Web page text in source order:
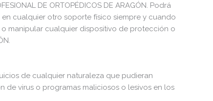
DE ORTOPÉDICOS DE ARAGÓN. Podrá
cualquier otro soporte físico siempre y cuando
o manipular cualquier dispositivo de protección o
de cualquier naturaleza que pudieran
de virus o programas maliciosos o lesivos en los